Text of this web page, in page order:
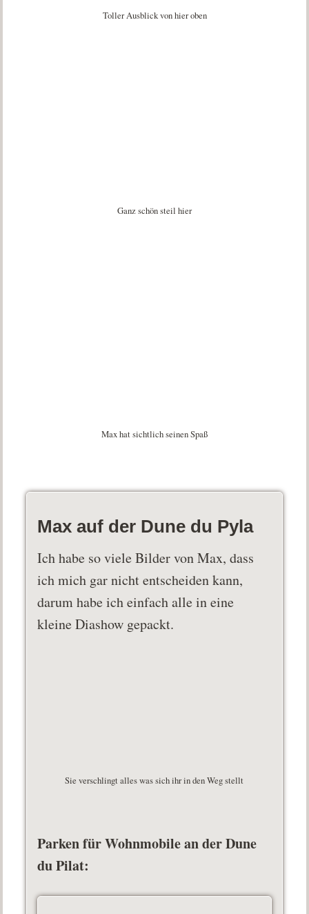
Toller Ausblick von hier oben
Ganz schön steil hier
Max hat sichtlich seinen Spaß
Max auf der Dune du Pyla
Ich habe so viele Bilder von Max, dass
ich mich gar nicht entscheiden kann,
darum habe ich einfach alle in eine
kleine Diashow gepackt.
Sie verschlingt alles was sich ihr in den Weg stellt
Parken für Wohnmobile an der Dune
du Pilat: